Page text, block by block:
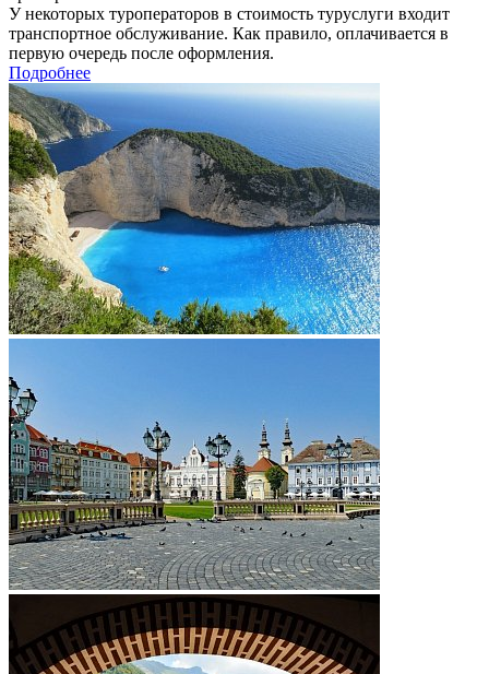
У некоторых туроператоров в стоимость туруслуги входит
транспортное обслуживание. Как правило, оплачивается в
первую очередь после оформления.
Подробнее